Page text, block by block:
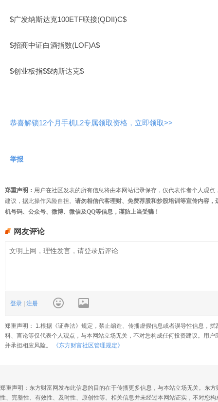
$广发纳斯达克100ETF联接(QDII)C$
$招商中证白酒指数(LOF)A$
$创业板指$$纳斯达克$
恭喜解锁12个月手机L2专属领取资格，立即领取>>
举报
郑重声明： 用户在社区发表的所有信息将由本网站记录保存，仅代表作者个人观
建议，据此操作风险自担。 请勿相信代客理财、免费荐股和炒股培训等宣传内容
机号码、公众号、微博、微信及QQ等信息，谨防上当受骗！
网友评论
登录 注册
郑重声明： 1.根据《证券法》规定，禁止编造、传播虚假信息或者误导性信息，
料、言论等仅代表个人观点，与本网站立场无关，不对您构成任何投资建议。用
并承担相应风险。
《东方财富社区管理规定》
郑重声明：东方财富网发布此信息的目的在于传播更多信息，与本站立场无关。东
性、完整性、有效性、及时性、原创性等。相关信息并未经过本网站证实，不对您